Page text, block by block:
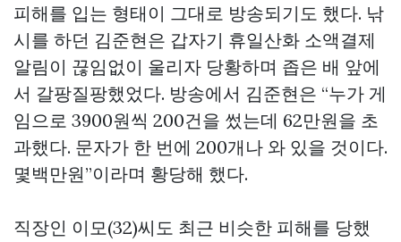
피해를 입는 형태이 그대로 방송되기도 했다. 낚
시를 하던 김준현은 갑자기 휴일산화 소액결제
알림이 끊임없이 울리자 당황하며 좁은 배 앞에
서 갈팡질팡했었다. 방송에서 김준현은 “누가 게
임으로 3900원씩 200건을 썼는데 62만원을 초
과했다. 문자가 한 번에 200개나 와 있을 것이다.
몇백만원”이라며 황당해 했다.
직장인 이모(32)씨도 최근 비슷한 피해를 당했